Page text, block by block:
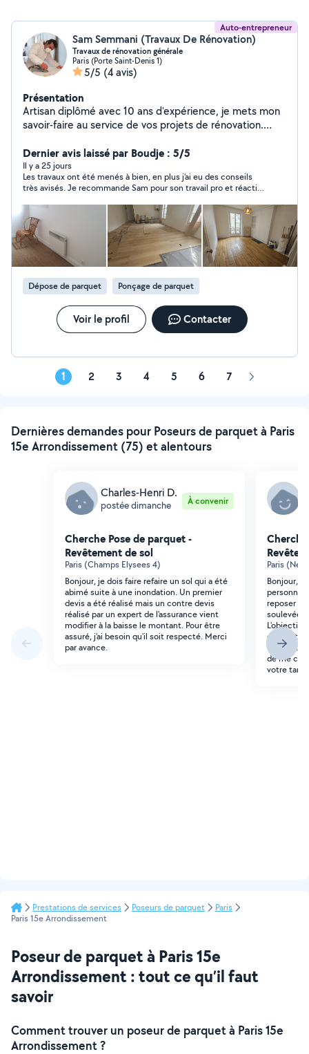
Auto-entrepreneur
Sam Semmani (Travaux De Rénovation)
Travaux de rénovation générale
Paris (Porte Saint-Denis 1)
5/5 (4 avis)
Présentation
Artisan diplômé avec 10 ans d'expérience, je mets mon
savoir-faire au service de vos projets de rénovation.
Bâtiment ainsi que d'un diplôme de peintre décorateur
de lécole Artimisia à Paris. je vous garantis un travail
soigné, technique et esthétique. Polyvalent et rigoureux,
je vous propose les prestations suivantes : Peinture &
Revêtements : Peinture,peinture décorative , papier
peint, pose de toile de verre et lino, betton serrée,
Parquets : Pose, ponçage et vérification de vos sols.
Plâtrerie : Coffrage, pose de murs, doublage et travaux
d'isolation . Carrelage : Rénovation complète de vos
salles de bain (SDB). Plomberie : Pose d'équipements
(WC, colonnes de douche, receveurs, parois,
robinetterie). Électricité : Mise aux normes, installation
de prises, interrupteurs et radiateurs. Je reste à votre
écoute pour vous accompagner dans vous projets avec
Dernier avis laissé par Boudje : 5/5
Il y a 25 jours
Les travaux ont été menés à bien, en plus j'ai eu des conseils
très avisés. Je recommande Sam pour son travail pro et réactif
Dépose de parquet Ponçage de parquet
Voir le profil Contacter
1 2 3 4 5 6 7 Page
Dernières demandes pour Poseurs de parquet à Paris
15e Arrondissement (75) et alentours
Charles-Henri D.
postée dimanche À convenir
Cherche Pose de parquet -
Revêtement de sol
Paris (Champs Elysees 4)
Bonjour, je dois faire refaire un sol qui a été
abimé suite à une inondation. Un premier
devis a été réalisé mais un contre devis
réalisé par un expert de l'assurance vient
modifier à la baisse le montant. Pour être
assuré, j'ai besoin qu'il soit respecté. Merci
par avance.
Paris
Bonjour,
personne
reposer
soulevées
L'objectif
existant si
de me
votre tarif.
Prestations de services Poseurs de parquet
Paris
Paris 15e Arrondissement
Poseur de parquet à Paris 15e
Arrondissement : tout ce qu’il faut
savoir
Comment trouver un poseur de parquet à Paris 15e
Arrondissement ?